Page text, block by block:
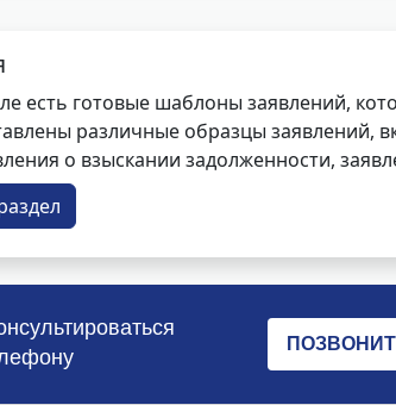
есть готовые шаблоны заявлений,
различные образцы заявлений,
о взыскании задолженности,